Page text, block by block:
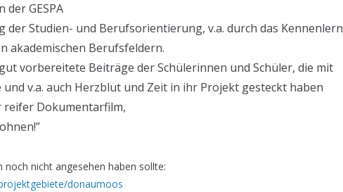
der GESPA
der Studien- und Berufsorientierung, v.a. durch das
akademischen Berufsfeldern.
vorbereitete Beiträge der Schülerinnen und Schüler, die mit
und v.a. auch Herzblut und Zeit in ihr Projekt gesteckt haben
reifer Dokumentarfilm,
noch nicht angesehen haben sollte:
donaumoos